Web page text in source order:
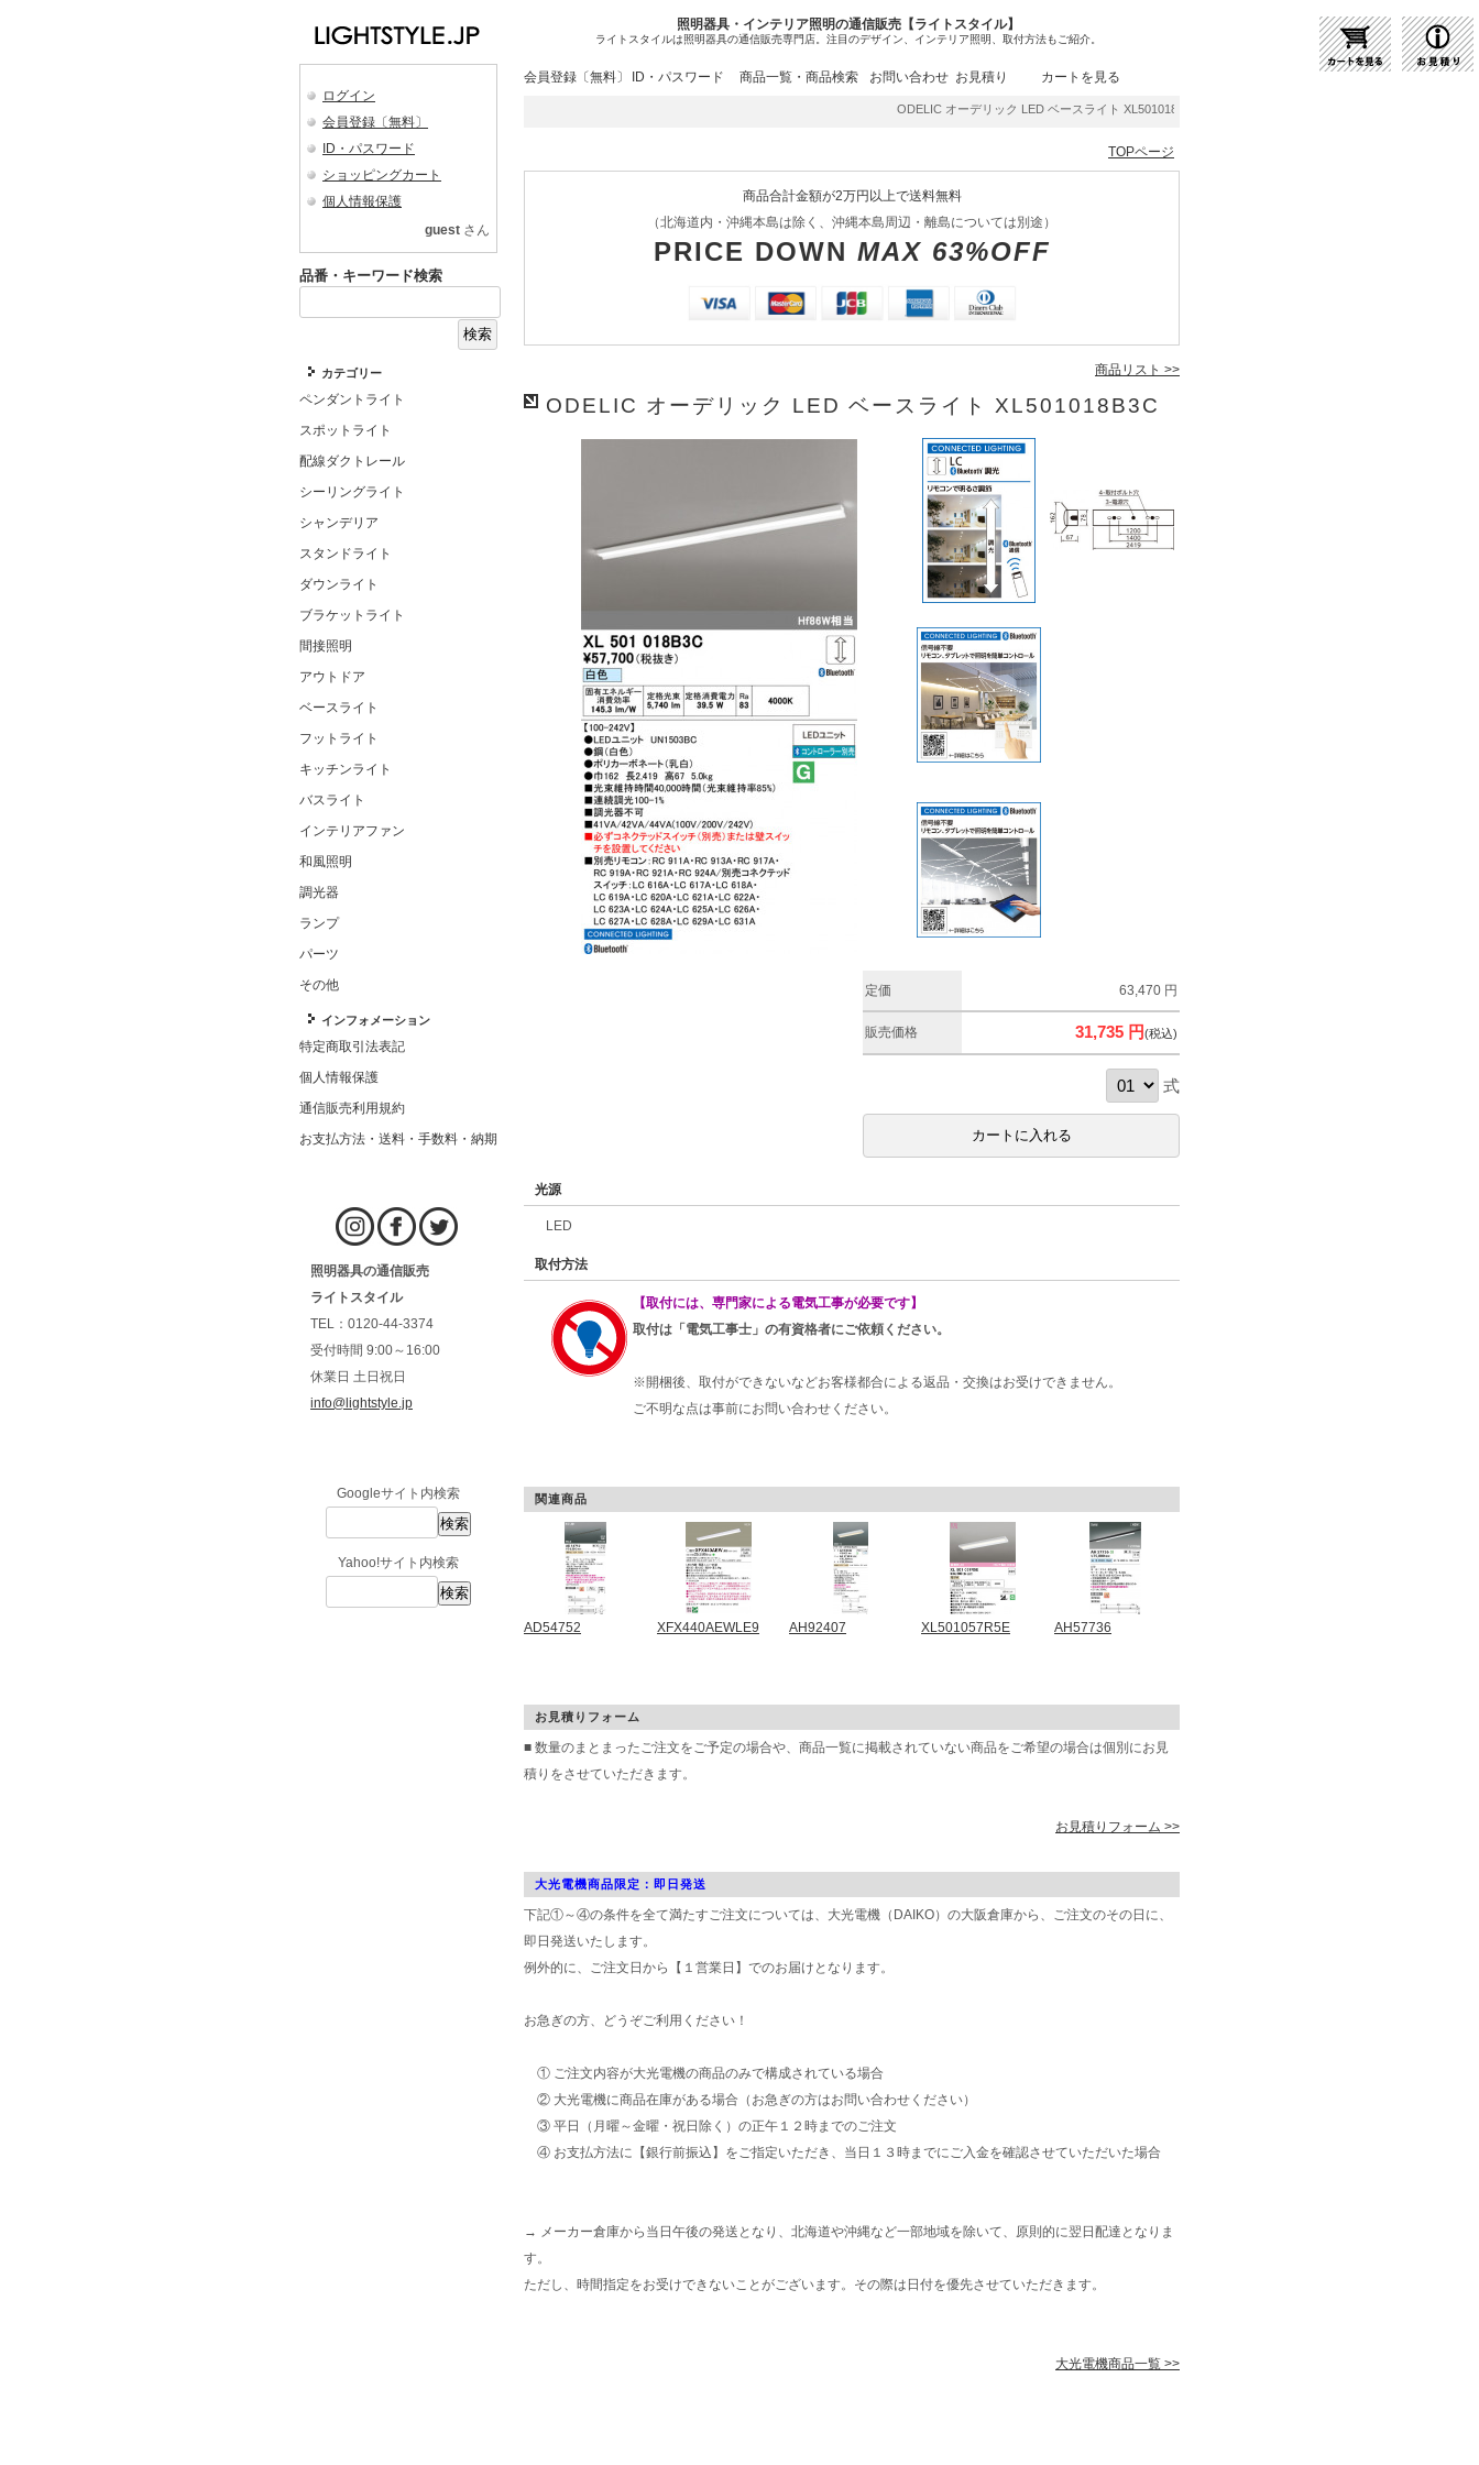
照明器具・インテリア照明の通信販売【ライトスタイル】
ライトスタイルは照明器具の通信販売専門店。注目のデザイン、インテリア照明、取付方法もご紹介。
ログイン
会員登録〔無料〕
ID・パスワード
ショッピングカート
個人情報保護
guest さん
品番・キーワード検索
カテゴリー
ペンダントライト
スポットライト
配線ダクトレール
シーリングライト
シャンデリア
スタンドライト
ダウンライト
ブラケットライト
間接照明
アウトドア
ベースライト
フットライト
キッチンライト
バスライト
インテリアファン
和風照明
調光器
ランプ
パーツ
その他
インフォメーション
特定商取引法表記
個人情報保護
通信販売利用規約
お支払方法・送料・手数料・納期
照明器具の通信販売
ライトスタイル
TEL：0120-44-3374
受付時間 9:00～16:00
休業日 土日祝日
info@lightstyle.jp
Googleサイト内検索
Yahoo!サイト内検索
会員登録〔無料〕 ID・パスワード 商品一覧・商品検索 お問い合わせ お見積り カートを見る
ODELIC オーデリック LED ベースライト XL501018B3C | 商品紹介 | 照明器具の通販・インテリア照明の通信
TOPページ
商品合計金額が2万円以上で送料無料
（北海道内・沖縄本島は除く、沖縄本島周辺・離島については別途）
PRICE DOWN MAX 63%OFF
商品リスト >>
ODELIC オーデリック LED ベースライト XL501018B3C
定価 63,470 円
販売価格 31,735 円(税込)
式
光源
LED
取付方法
【取付には、専門家による電気工事が必要です】
取付は「電気工事士」の有資格者にご依頼ください。
※開梱後、取付ができないなどお客様都合による返品・交換はお受けできません。
ご不明な点は事前にお問い合わせください。
関連商品
AD54752 XFX440AEWLE9 AH92407 XL501057R5E AH57736
お見積りフォーム
■ 数量のまとまったご注文をご予定の場合や、商品一覧に掲載されていない商品をご希望の場合は個別にお見
積りをさせていただきます。
お見積りフォーム >>
大光電機商品限定：即日発送
下記①～④の条件を全て満たすご注文については、大光電機（DAIKO）の大阪倉庫から、ご注文のその日に、
即日発送いたします。
例外的に、ご注文日から【１営業日】でのお届けとなります。
お急ぎの方、どうぞご利用ください！
① ご注文内容が大光電機の商品のみで構成されている場合
② 大光電機に商品在庫がある場合（お急ぎの方はお問い合わせください）
③ 平日（月曜～金曜・祝日除く）の正午１２時までのご注文
④ お支払方法に【銀行前振込】をご指定いただき、当日１３時までにご入金を確認させていただいた場合
→ メーカー倉庫から当日午後の発送となり、北海道や沖縄など一部地域を除いて、原則的に翌日配達となりま
す。
ただし、時間指定をお受けできないことがございます。その際は日付を優先させていただきます。
大光電機商品一覧 >>